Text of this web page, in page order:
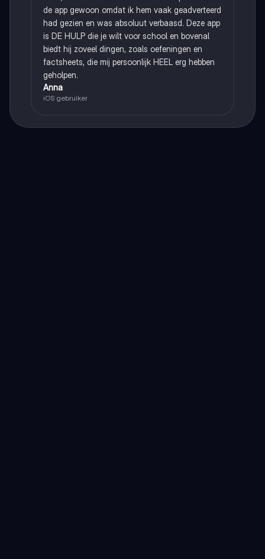
de app gewoon omdat ik hem vaak geadverteerd
had gezien en was absoluut verbaasd. Deze app
is DE HULP die je wilt voor school en bovenal
biedt hij zoveel dingen, zoals oefeningen en
factsheets, die mij persoonlijk HEEL erg hebben
geholpen.
Anna
iOS gebruiker